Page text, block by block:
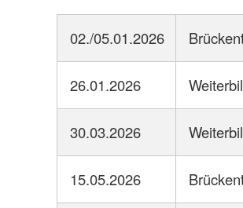
02./05.01.2026
26.01.2026
30.03.2026
15.05.2026